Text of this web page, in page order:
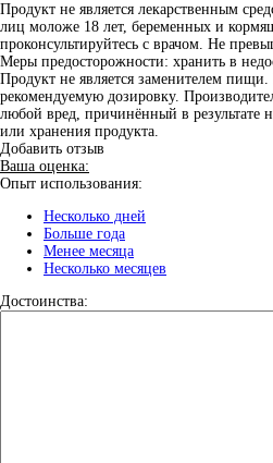
Продукт не является лекарственным
лиц моложе 18 лет, беременных и
проконсультируйтесь с врачом. Не
Меры предосторожности: хранить в
Продукт не является заменителем
рекомендуемую дозировку.
любой вред, причинённый в результате
или хранения продукта.
Добавить отзыв
Ваша оценка:
Опыт использования:
Несколько дней
Больше года
Менее месяца
Несколько месяцев
Достоинства: